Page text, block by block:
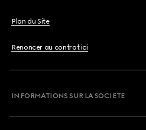
Plan du Site
Renoncer au contrat ici
INFORMATIONS SUR LA SOCIETE